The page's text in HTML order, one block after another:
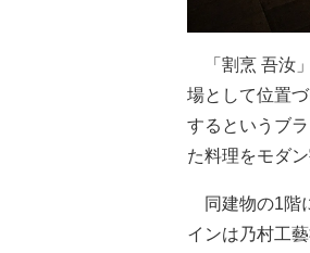
「割烹 吾汝
場として位置
するというブ
た料理をモダ
同建物の1階
インは乃村工